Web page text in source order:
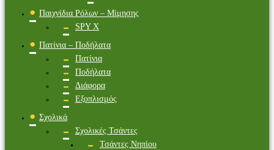
Παιχνίδια Ρόλων – Μίμησης
SPY X
Πατίνια – Ποδήλατα
Πατίνια
Ποδήλατα
Διάφορα
Εξοπλισμός
Σχολικά
Σχολικές Τσάντες
Τσάντες Νηπίου